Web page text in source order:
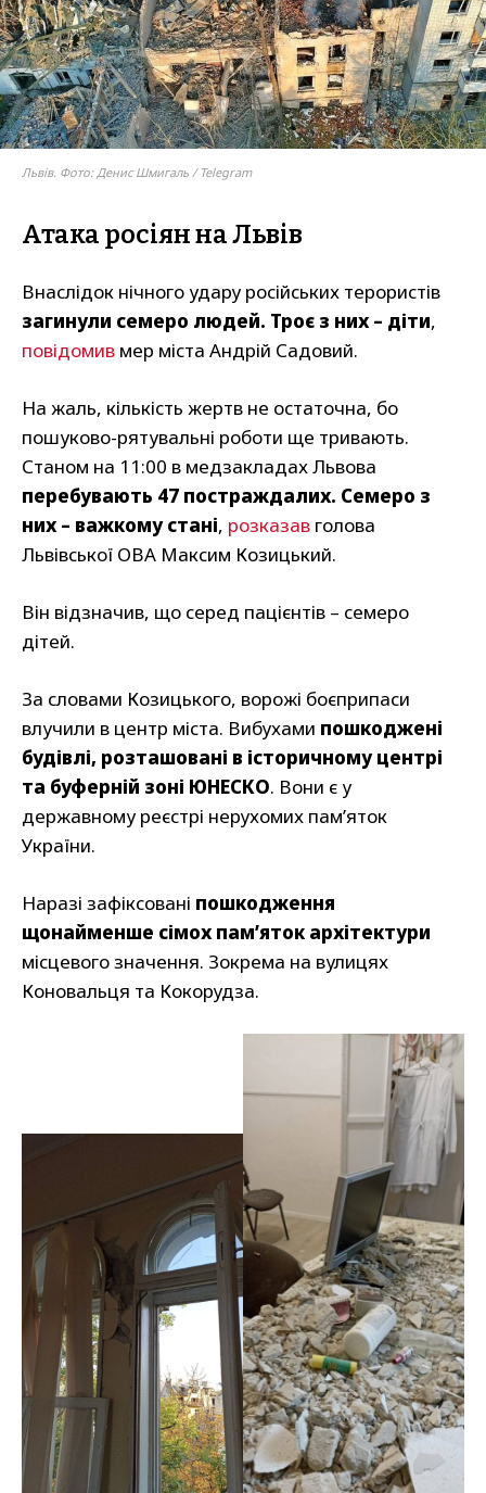
Львів. Фото: Денис Шмигаль / Telegram
Атака росіян на Львів
Внаслідок нічного удару російських терористів
загинули семеро людей. Троє з них – діти,
повідомив мер міста Андрій Садовий.
На жаль, кількість жертв не остаточна, бо
пошуково-рятувальні роботи ще тривають.
Станом на 11:00 в медзакладах Львова
перебувають 47 постраждалих. Семеро з
них – важкому стані, розказав голова
Львівської ОВА Максим Козицький.
Він відзначив, що серед пацієнтів – семеро
дітей.
За словами Козицького, ворожі боєприпаси
влучили в центр міста. Вибухами пошкоджені
будівлі, розташовані в історичному центрі
та буферній зоні ЮНЕСКО. Вони є у
державному реєстрі нерухомих пам’яток
України.
Наразі зафіксовані пошкодження
щонайменше сімох пам’яток архітектури
місцевого значення. Зокрема на вулицях
Коновальця та Кокорудза.